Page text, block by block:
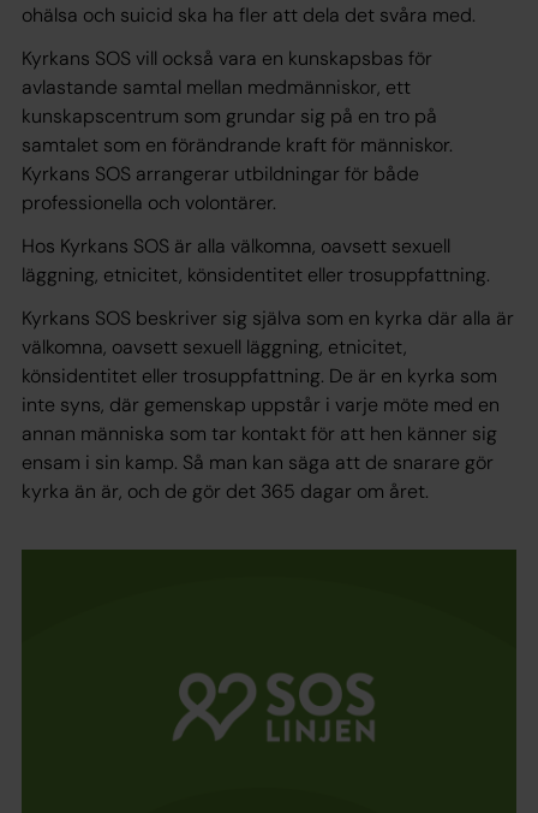
ohälsa och suicid ska ha fler att dela det svåra med.
Kyrkans SOS vill också vara en kunskapsbas för
avlastande samtal mellan medmänniskor, ett
kunskapscentrum som grundar sig på en tro på
samtalet som en förändrande kraft för människor.
Kyrkans SOS arrangerar utbildningar för både
professionella och volontärer.
Hos Kyrkans SOS är alla välkomna, oavsett sexuell
läggning, etnicitet, könsidentitet eller trosuppfattning.
Kyrkans SOS beskriver sig själva som en kyrka där alla är
välkomna, oavsett sexuell läggning, etnicitet,
könsidentitet eller trosuppfattning. De är en kyrka som
inte syns, där gemenskap uppstår i varje möte med en
annan människa som tar kontakt för att hen känner sig
ensam i sin kamp. Så man kan säga att de snarare gör
kyrka än är, och de gör det 365 dagar om året.